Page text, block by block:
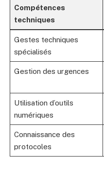
Compétences
techniques
Gestes techniques
spécialisés
Gestion des urgences
Utilisation d’outils
numériques
Connaissance des
protocoles